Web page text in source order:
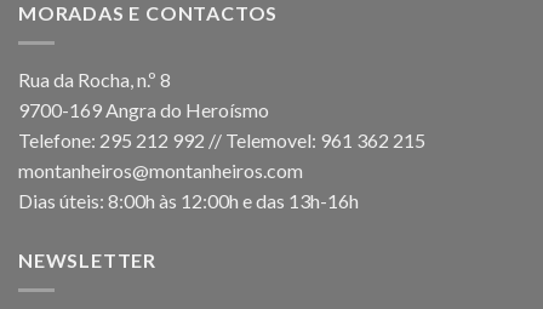
MORADAS E CONTACTOS
Rua da Rocha, n.º 8
9700-169 Angra do Heroísmo
Telefone: 295 212 992 // Telemovel: 961 362 215
montanheiros@montanheiros.com
Dias úteis: 8:00h às 12:00h e das 13h-16h
NEWSLETTER